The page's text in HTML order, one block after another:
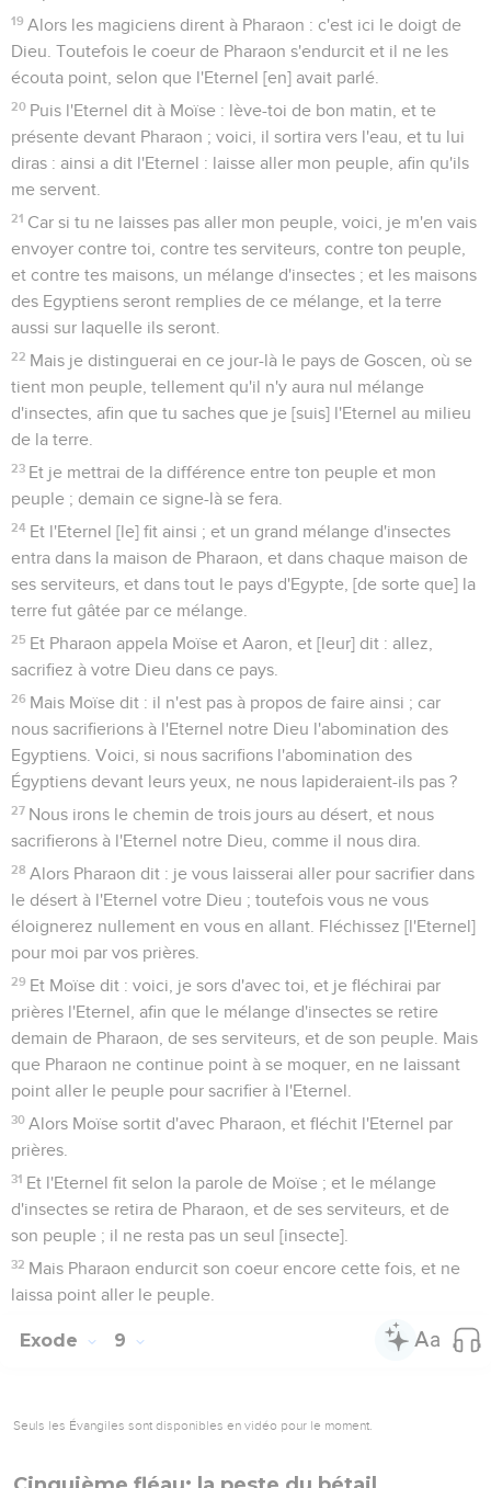
19 Alors les magiciens dirent à Pharaon : c'est ici le doigt de
Dieu. Toutefois le coeur de Pharaon s'endurcit et il ne les
écouta point, selon que l'Eternel [en] avait parlé.
20 Puis l'Eternel dit à Moïse : lève-toi de bon matin, et te
présente devant Pharaon ; voici, il sortira vers l'eau, et tu lui
diras : ainsi a dit l'Eternel : laisse aller mon peuple, afin qu'ils
me servent.
21 Car si tu ne laisses pas aller mon peuple, voici, je m'en vais
envoyer contre toi, contre tes serviteurs, contre ton peuple,
et contre tes maisons, un mélange d'insectes ; et les maisons
des Egyptiens seront remplies de ce mélange, et la terre
aussi sur laquelle ils seront.
22 Mais je distinguerai en ce jour-là le pays de Goscen, où se
tient mon peuple, tellement qu'il n'y aura nul mélange
d'insectes, afin que tu saches que je [suis] l'Eternel au milieu
de la terre.
23 Et je mettrai de la différence entre ton peuple et mon
peuple ; demain ce signe-là se fera.
24 Et l'Eternel [le] fit ainsi ; et un grand mélange d'insectes
entra dans la maison de Pharaon, et dans chaque maison de
ses serviteurs, et dans tout le pays d'Egypte, [de sorte que] la
terre fut gâtée par ce mélange.
25 Et Pharaon appela Moïse et Aaron, et [leur] dit : allez,
sacrifiez à votre Dieu dans ce pays.
26 Mais Moïse dit : il n'est pas à propos de faire ainsi ; car
nous sacrifierions à l'Eternel notre Dieu l'abomination des
Egyptiens. Voici, si nous sacrifions l'abomination des
Égyptiens devant leurs yeux, ne nous lapideraient-ils pas ?
27 Nous irons le chemin de trois jours au désert, et nous
sacrifierons à l'Eternel notre Dieu, comme il nous dira.
28 Alors Pharaon dit : je vous laisserai aller pour sacrifier dans
le désert à l'Eternel votre Dieu ; toutefois vous ne vous
éloignerez nullement en vous en allant. Fléchissez [l'Eternel]
pour moi par vos prières.
29 Et Moïse dit : voici, je sors d'avec toi, et je fléchirai par
prières l'Eternel, afin que le mélange d'insectes se retire
demain de Pharaon, de ses serviteurs, et de son peuple. Mais
que Pharaon ne continue point à se moquer, en ne laissant
point aller le peuple pour sacrifier à l'Eternel.
30 Alors Moïse sortit d'avec Pharaon, et fléchit l'Eternel par
prières.
31 Et l'Eternel fit selon la parole de Moïse ; et le mélange
d'insectes se retira de Pharaon, et de ses serviteurs, et de
son peuple ; il ne resta pas un seul [insecte].
32 Mais Pharaon endurcit son coeur encore cette fois, et ne
laissa point aller le peuple.
Exode 9
Seuls les Évangiles sont disponibles en vidéo pour le moment.